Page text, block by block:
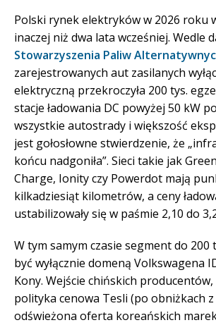
Polski rynek elektryków w 2026 roku
inaczej niż dwa lata wcześniej. Wedle
Stowarzyszenia Paliw
zarejestrowanych aut zasilanych
elektryczną przekroczyła 200 tys.
stacje ładowania DC powyżej 50 kW
wszystkie autostrady i większość
jest gołosłowne stwierdzenie, że
końcu nadgoniła”. Sieci takie jak
Charge, Ionity czy Powerdot mają
kilkadziesiąt kilometrów, a ceny
ustabilizowały się w paśmie 2,10 do
W tym samym czasie segment do 200
być wyłącznie domeną Volkswagena
Kony. Wejście chińskich
polityka cenowa Tesli (po obniżkach z
odświeżona oferta koreańskich marek